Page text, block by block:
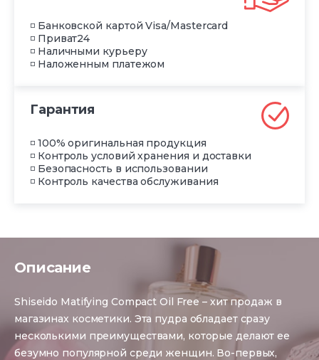
◽ Банковской картой Visa/Mastercard
◽ Приват24
◽ Наличными курьеру
◽ Наложенным платежом
Гарантия
◽ 100% оригинальная продукция
◽ Контроль условий хранения и доставки
◽ Безопасность в использовании
◽ Контроль качества обслуживания
Описание
Shiseido Matifying Compact Oil Free – хит продаж в
магазинах косметики. Эта пудра обладает сразу
несколькими преимуществами, которые делают ее
безумно популярной среди женщин. Во-первых,